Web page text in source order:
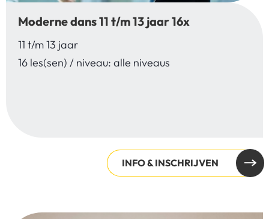
Moderne dans 11 t/m 13 jaar 16x
11 t/m 13 jaar
16 les(sen) / niveau: alle niveaus
INFO & INSCHRIJVEN